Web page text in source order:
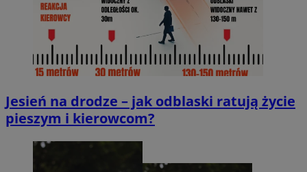
Jesień na drodze – jak odblaski ratują życie
pieszym i kierowcom?